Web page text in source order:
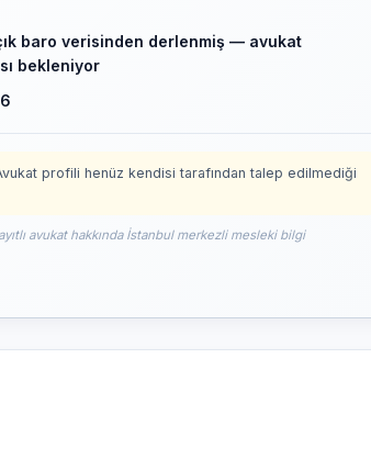
baro verisinden derlenmiş — avukat
bekleniyor
profili henüz kendisi tarafından talep edilmediği
avukat hakkında İstanbul merkezli mesleki bilgi